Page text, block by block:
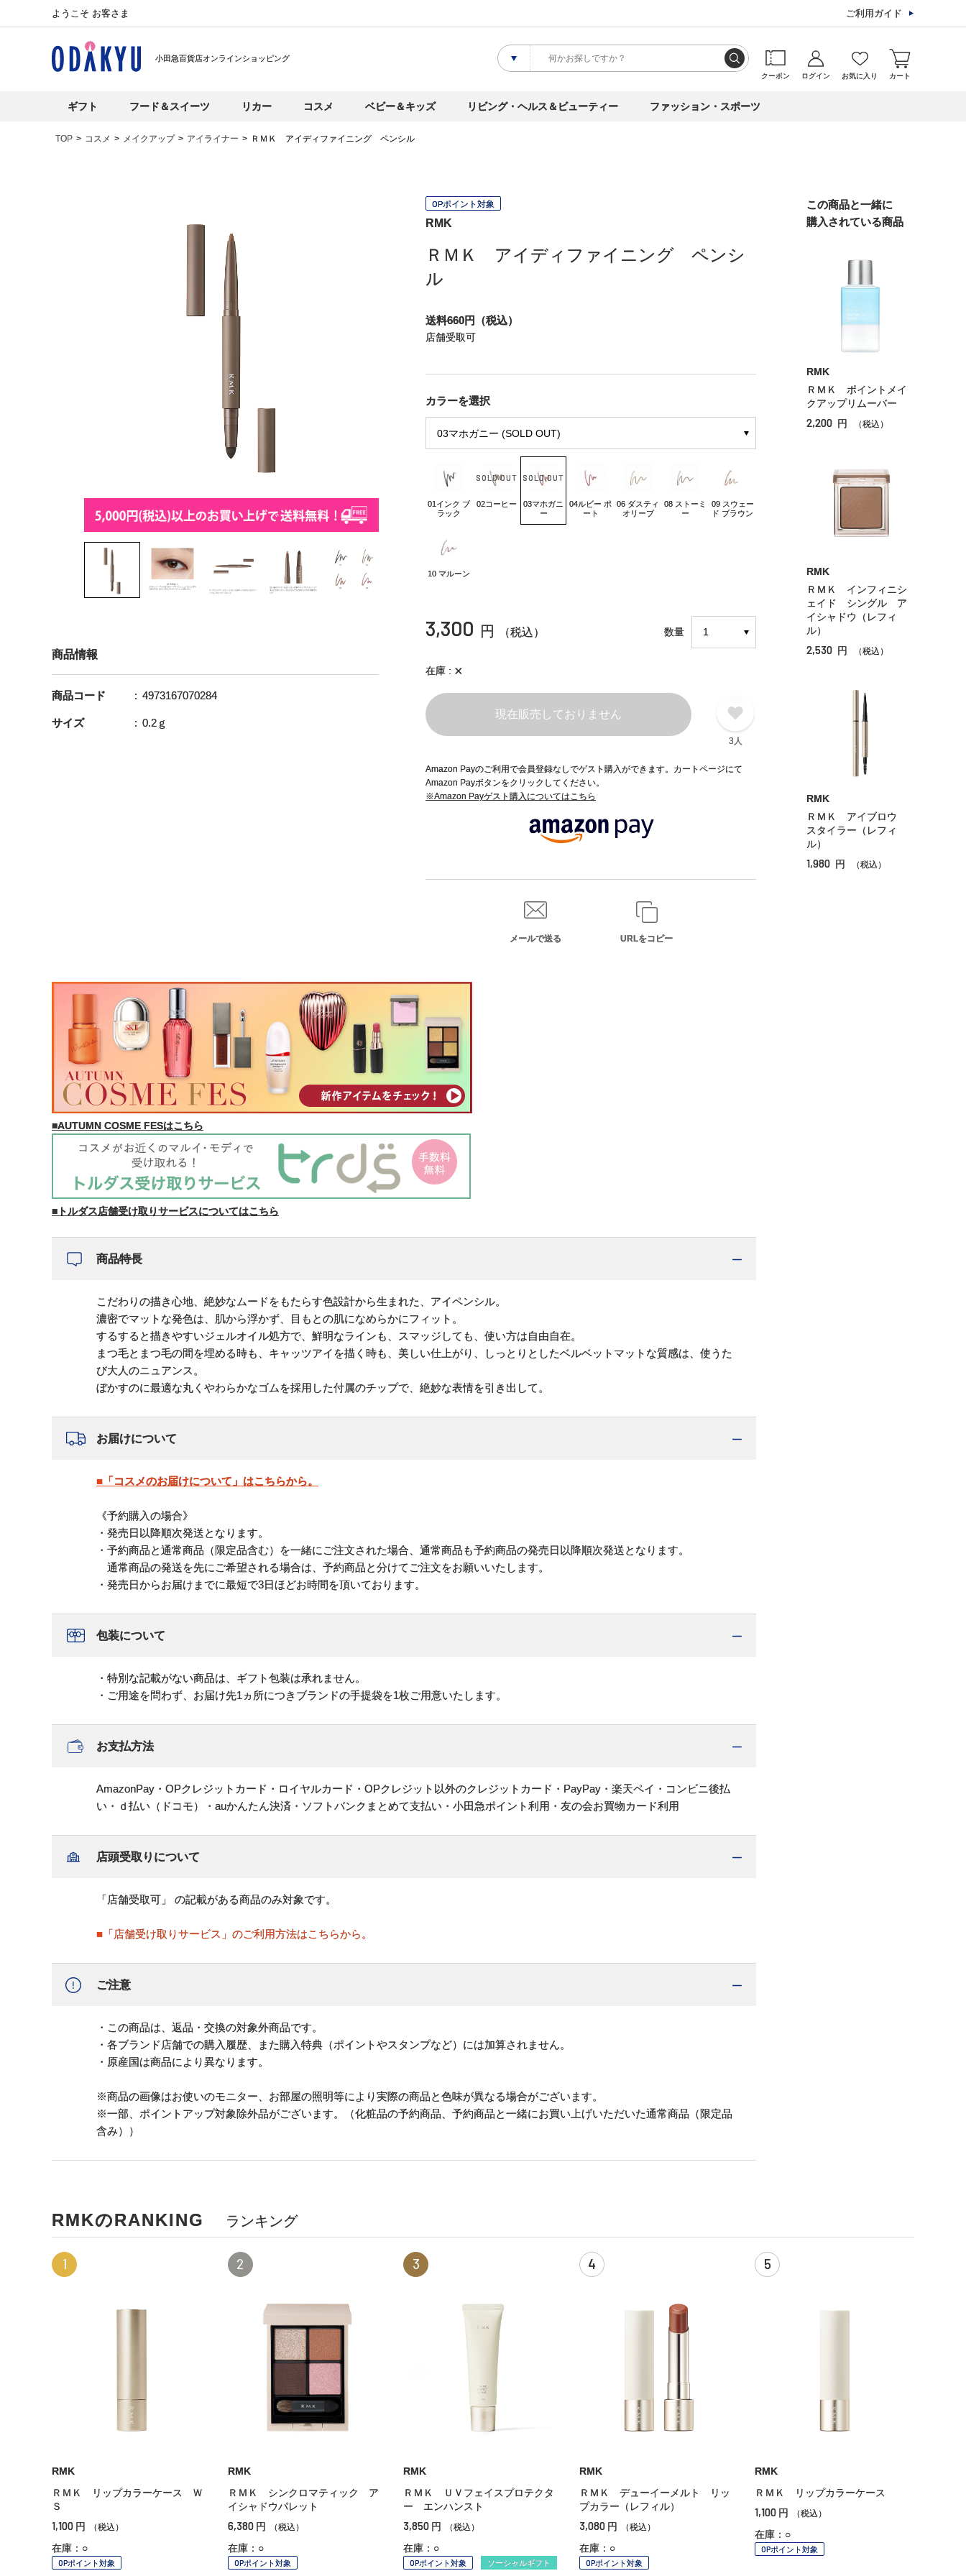
ようこそ お客さま ご利用ガイド
小田急百貨店オンラインショッピング
クーポン ログイン お気に入り カート
ギフト フード＆スイーツ リカー コスメ ベビー＆キッズ リビング・ヘルス＆ビューティー ファッション・スポーツ
TOP コスメ メイクアップ アイライナー ＲＭＫ アイディファイニング ペンシル
OPポイント対象
RMK
ＲＭＫ アイディファイニング ペンシ
ル
送料660円（税込）
店舗受取可
カラーを選択
01インク ブ
ラック
02コーヒー
03マホガニ
ー
04ルビー ポ
ート
06 ダスティ
オリーブ
08 ストーミ
ー
09 スウェー
ド ブラウン
10 マルーン
3,300 円 （税込） 数量
在庫 ×
現在販売しておりません
3人
Amazon Payのご利用で会員登録なしでゲスト購入ができます。カートページにて
Amazon Payボタンをクリックしてください。
※Amazon Payゲスト購入についてはこちら
メールで送る URLをコピー
商品情報
商品コード 4973167070284
サイズ 0.2ｇ
■AUTUMN COSME FESはこちら
■トルダス店舗受け取りサービスについてはこちら
商品特長
こだわりの描き心地、絶妙なムードをもたらす色設計から生まれた、アイペンシル。
濃密でマットな発色は、肌から浮かず、目もとの肌になめらかにフィット。
するすると描きやすいジェルオイル処方で、鮮明なラインも、スマッジしても、使い方は自由自在。
まつ毛とまつ毛の間を埋める時も、キャッツアイを描く時も、美しい仕上がり、しっとりとしたベルベットマットな質感は、使うた
び大人のニュアンス。
ぼかすのに最適な丸くやわらかなゴムを採用した付属のチップで、絶妙な表情を引き出して。
お届けについて
■「コスメのお届けについて」はこちらから。
《予約購入の場合》
・発売日以降順次発送となります。
・予約商品と通常商品（限定品含む）を一緒にご注文された場合、通常商品も予約商品の発売日以降順次発送となります。
通常商品の発送を先にご希望される場合は、予約商品と分けてご注文をお願いいたします。
・発売日からお届けまでに最短で3日ほどお時間を頂いております。
包装について
・特別な記載がない商品は、ギフト包装は承れません。
・ご用途を問わず、お届け先1ヵ所につきブランドの手提袋を1枚ご用意いたします。
お支払方法
AmazonPay・OPクレジットカード・ロイヤルカード・OPクレジット以外のクレジットカード・PayPay・楽天ペイ・コンビニ後払
い・ｄ払い（ドコモ）・auかんたん決済・ソフトバンクまとめて支払い・小田急ポイント利用・友の会お買物カード利用
店頭受取りについて
「店舗受取可」 の記載がある商品のみ対象です。
■「店舗受け取りサービス」のご利用方法はこちらから。
ご注意
・この商品は、返品・交換の対象外商品です。
・各ブランド店舗での購入履歴、また購入特典（ポイントやスタンプなど）には加算されません。
・原産国は商品により異なります。
※商品の画像はお使いのモニター、お部屋の照明等により実際の商品と色味が異なる場合がございます。
※一部、ポイントアップ対象除外品がございます。（化粧品の予約商品、予約商品と一緒にお買い上げいただいた通常商品（限定品
含み））
RMKのRANKING ランキング
1
RMK
ＲＭＫ リップカラーケース Ｗ
Ｓ
1,100 円 （税込）
在庫：○
OPポイント対象
2
RMK
ＲＭＫ シンクロマティック ア
イシャドウパレット
6,380 円 （税込）
在庫：○
OPポイント対象
3
RMK
ＲＭＫ ＵＶフェイスプロテクタ
ー エンハンスト
3,850 円 （税込）
在庫：○
OPポイント対象 ソーシャルギフト
4
RMK
ＲＭＫ デューイーメルト リッ
プカラー（レフィル）
3,080 円 （税込）
在庫：○
OPポイント対象
5
RMK
ＲＭＫ リップカラーケース
1,100 円 （税込）
在庫：○
OPポイント対象
この商品と一緒に
購入されている商品
RMK
ＲＭＫ ポイントメイ
クアップリムーバー
2,200 円 （税込）
RMK
ＲＭＫ インフィニシ
ェイド シングル ア
イシャドウ（レフィ
ル）
2,530 円 （税込）
RMK
ＲＭＫ アイブロウ
スタイラー（レフィ
ル）
1,980 円 （税込）